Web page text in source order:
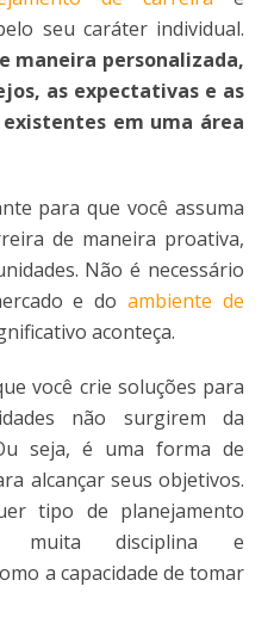
seu caráter individual.
maneira personalizada,
as expectativas e as
em uma área
para que você assuma
de maneira proativa,
Não é necessário
e doambiente de
aconteça.
você crie soluções para
não surgirem da
seja, é uma forma de
alcançar seus objetivos.
tipo de planejamento
muita disciplina e
a capacidade de tomar